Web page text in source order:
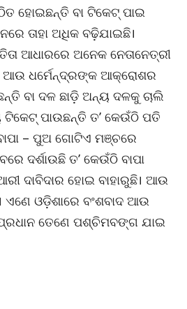
ହୋଇଛନ୍ତି ବା ଟିକେଟ୍ ପାଇ
ତାହା ଅଧିକ ବଢ଼ିଯାଇଛି।
ଆଧାରରେ ଅନେକ ନେତାନେତ୍ରୀ
ଆଉ ଧର୍ମେନ୍ଦ୍ରଙ୍କ ଆକ୍ରୋଶର
ବା ଦଳ ଛାଡ଼ି ଅନ୍ୟ ଦଳକୁ ଚାଲି
ପାଉଛନ୍ତି ତ’ କେଉଁଠି ପତି
– ପୁଅ ଗୋଟିଏ ମଞ୍ଚରେ
ଦର୍ଶାଉଛି ତ’ କେଉଁଠି ବାପା
ଦାବିଦାର ହୋଇ ବାହାରୁଛି। ଆଉ
ଏଣେ ଓଡ଼ିଶାରେ ବଂଶବାଦ ଆଉ
ପ୍ରଧାନ ତେଣେ ପଶ୍ଚିମବଙ୍ଗ ଯାଇ